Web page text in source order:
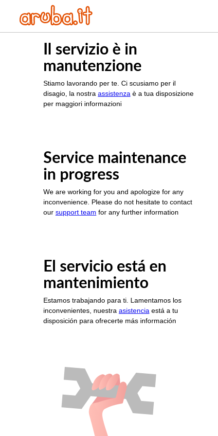
Il servizio è in
manutenzione
Stiamo lavorando per te. Ci scusiamo per il
disagio, la nostra assistenza è a tua disposizione
per maggiori informazioni
Service maintenance
in progress
We are working for you and apologize for any
inconvenience. Please do not hesitate to contact
our support team for any further information
El servicio está en
mantenimiento
Estamos trabajando para ti. Lamentamos los
inconvenientes, nuestra asistencia está a tu
disposición para ofrecerte más información